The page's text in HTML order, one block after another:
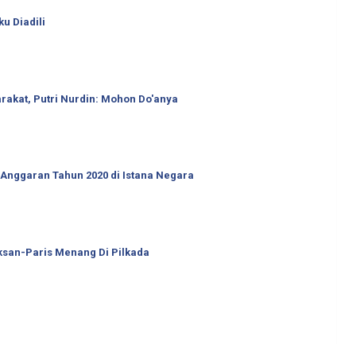
Diadili
Putri Nurdin: Mohon Do'anya
Tahun 2020 di Istana Negara
Paris Menang Di Pilkada